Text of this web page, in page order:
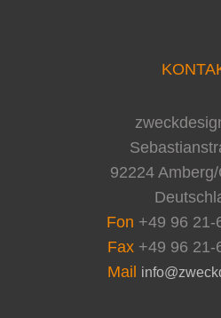
92224
Fon +49 96 21-
Fax+49 96 21-
Mail